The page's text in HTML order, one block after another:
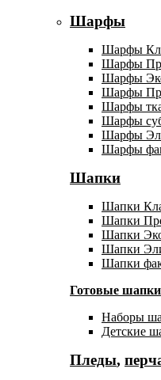
Шарфы
Шарфы
Шарфы
Шарфы
Шарфы
Шарфы
Шарфы
Шарфы
Шарфы
Шапки
Шапки
Шапки
Шапки
Шапки
Шапки
Готовые шапки
Наборы
Детские
Пледы,